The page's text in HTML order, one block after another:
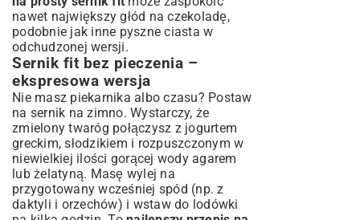
nawet największy głód na czekoladę,
podobnie jak inne pyszne ciasta w
odchudzonej wersji.
Sernik fit bez pieczenia –
ekspresowa wersja
Nie masz piekarnika albo czasu? Postaw
na sernik na zimno. Wystarczy, że
zmielony twaróg połączysz z jogurtem
greckim, słodzikiem i rozpuszczonym w
niewielkiej ilości gorącej wody agarem
lub żelatyną. Masę wylej na
przygotowany wcześniej spód (np. z
daktyli i orzechów) i wstaw do lodówki